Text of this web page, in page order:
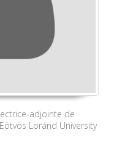
adjointe de
Loránd University